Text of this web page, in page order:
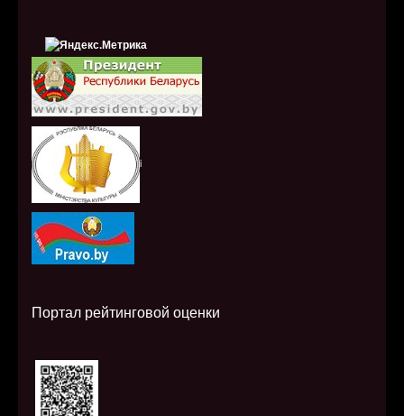
i
Портал рейтинговой оценки